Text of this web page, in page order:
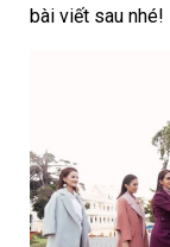
bài viết sau nhé!